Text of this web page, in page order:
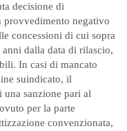
decisione di
negativo
concessioni di cui sopra
dalla data di rilascio,
In casi di mancato
suindicato, il
una sanzione pari al
per la parte
convenzionata,